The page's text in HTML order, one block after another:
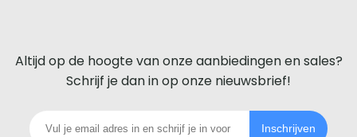
voor
iedere
telefoon
Altijd op de hoogte van onze aanbiedingen en sales?
Schrijf je dan in op onze nieuwsbrief!
Inschrijven